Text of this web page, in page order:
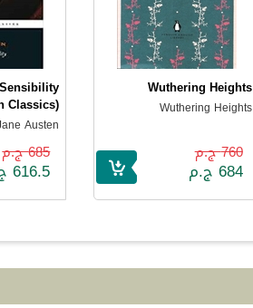
Wuthering Heights
Wuthering Heights
760 ج.م
684 ج.م
Classics)
Austen
685 ج.م
616.5 ج.م